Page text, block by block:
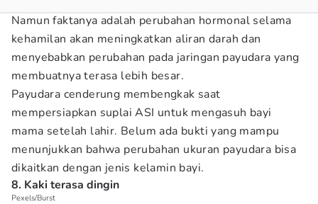
Namun faktanya adalah perubahan hormonal selama
kehamilan akan meningkatkan aliran darah dan
menyebabkan perubahan pada jaringan payudara yang
membuatnya terasa lebih besar.
Payudara cenderung membengkak saat
mempersiapkan suplai ASI untuk mengasuh bayi
mama setelah lahir. Belum ada bukti yang mampu
menunjukkan bahwa perubahan ukuran payudara bisa
dikaitkan dengan jenis kelamin bayi.
8. Kaki terasa dingin
Pexels/Burst